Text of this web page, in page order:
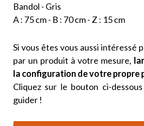
Bandol - Gris
A : 75 cm - B : 70 cm - Z : 15 cm
Si vous êtes vous aussi intéressé
par un produit à votre mesure,
la configuration de votre propre
Cliquez sur le bouton ci-
guider !